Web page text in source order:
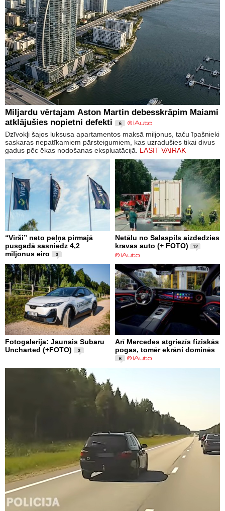
Miljardu vērtajam Aston Martin debesskrāpim Maiami
atklājušies nopietni defekti
6
Dzīvokļi šajos luksusa apartamentos maksā miljonus, taču īpašnieki
saskaras nepatīkamiem pārsteigumiem, kas uzradušies tikai divus
gadus pēc ēkas nodošanas ekspluatācijā. LASĪT VAIRĀK
“Virši” neto peļņa pirmajā
pusgadā sasniedz 4,2
miljonus eiro
3
Netālu no Salaspils aizdedzies
kravas auto (+ FOTO)
12
Fotogalerija: Jaunais Subaru
Uncharted (+FOTO)
3
Arī Mercedes atgriezīs fiziskās
pogas, tomēr ekrāni dominēs
6